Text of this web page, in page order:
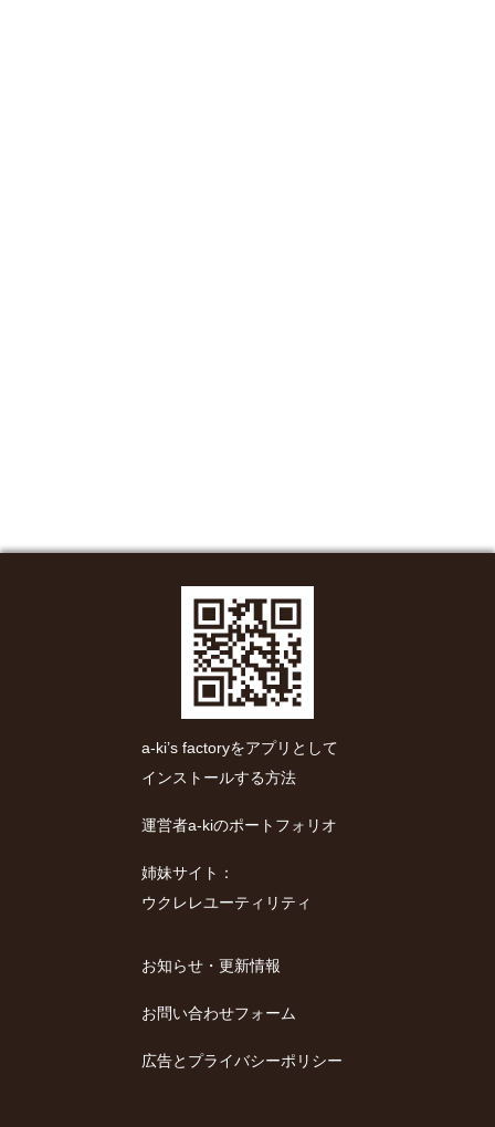
a-ki’s factoryをアプリとして
インストールする方法
運営者a-kiのポートフォリオ
姉妹サイト：
ウクレレユーティリティ
お知らせ・更新情報
お問い合わせフォーム
広告とプライバシーポリシー